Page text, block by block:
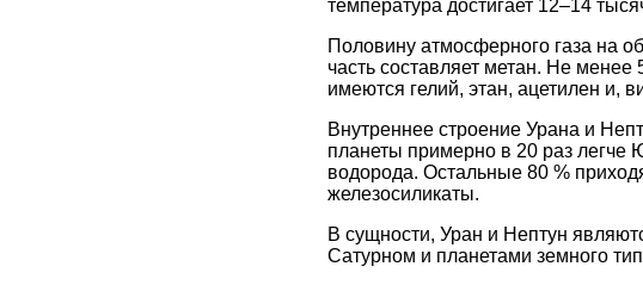
температура достигает 12–14
Половину атмосферного газа на
часть составляет метан. Не
имеются гелий, этан, ацетилен и,
Внутреннее строение Урана и
планеты примерно в 20 раз легче
водорода. Остальные 80 %
железосиликаты.
В сущности, Уран и Нептун
Сатурном и планетами земного